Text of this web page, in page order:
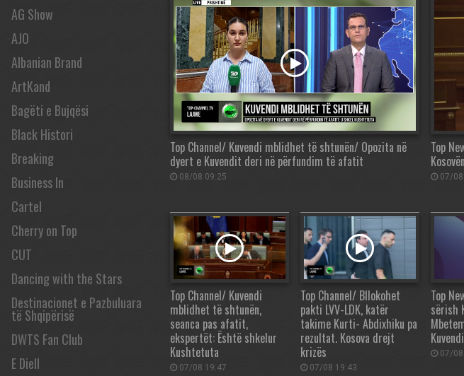
AG Show
AJO
Albanian Brand
ArtKand
Bagëti e Bujqësi
Black Histori
Breaking
Business In
Cartel
Cherry on Top
CUT
Dancing with the Stars
Destinacionet e Pazbuluara
të Shqipërisë
DWTS Fan Club
E Diell
Top Channel/ Kuvendi mblidhet të shtunën/ Opozita në
dyert e Kuvendit deri në përfundim të afatit
08/08 09:25
Top
07/08
Top Channel/ Kuvendi
mblidhet të shtunën,
seanca pas afatit,
ekspertët: Është shkelur
Kushtetuta
07/08 19:47
Top Channel/ Bllokohet
pakti LVV-LDK, katër
takime Kurti- Abdixhiku pa
rezultat. Kosova drejt
krizës
07/08 19:43
Top
sërish
07/08